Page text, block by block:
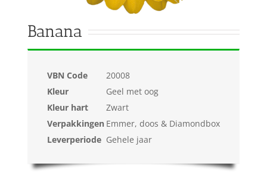
Banana
VBN Code
20008
Kleur
Geel met oog
Kleur hart
Zwart
Verpakkingen Emmer, doos & Diamondbox
Leverperiode Gehele jaar